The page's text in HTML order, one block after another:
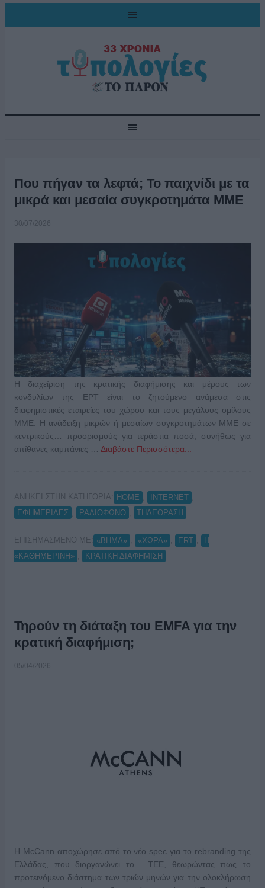
Που πήγαν τα λεφτά; Το παιχνίδι με τα
μικρά και μεσαία συγκροτημάτα ΜΜΕ
30/07/2026
Η διαχείριση της κρατικής διαφήμισης και μέρους των
κονδυλίων της ΕΡΤ είναι το ζητούμενο ανάμεσα στις
διαφημιστικές εταιρείες του χώρου και τους μεγάλους ομίλους
ΜΜΕ. Η ανάδειξη μικρών ή μεσαίων συγκροτημάτων ΜΜΕ σε
κεντρικούς… προορισμούς για τεράστια ποσά, συνήθως για
απίθανες καμπάνιες … Διαβάστε Περισσότερα...
ΑΝΗΚΕΙ ΣΤΗΝ ΚΑΤΗΓΟΡΙΑ: HOME INTERNET
ΕΦΗΜΕΡΙΔΕΣ
ΡΑΔΙΟΦΩΝΟ ΤΗΛΕΟΡΑΣΗ
ΕΠΙΣΗΜΑΣΜΕΝΟ ΜΕ: «ΒΗΜΑ» «ΧΩΡΑ» ERT
Η
«ΚΑΘΗΜΕΡΙΝΗ»
ΚΡΑΤΙΚΗ ΔΙΑΦΗΜΙΣΗ
Τηρούν τη διάταξη του EMFA για την
κρατική διαφήμιση;
05/04/2026
H McCann αποχώρησε από το νέο spec για το rebranding της
Ελλάδας, που διοργανώνει το… ΤΕΕ, θεωρώντας πως το
προτεινόμενο διάστημα των τριών μηνών για την ολοκλήρωση